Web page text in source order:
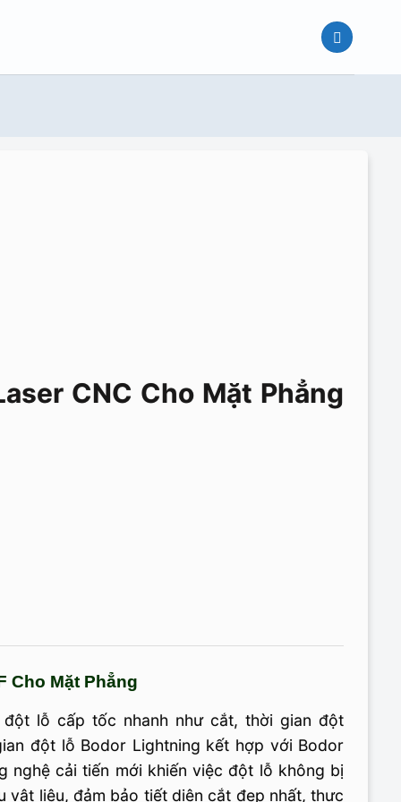
CNC Cho Mặt Phẳng
Cho Mặt Phẳng
lỗ cấp tốc nhanh như cắt, thời gian đột
đột lỗ Bodor Lightning kết hợp với Bodor
nghệ cải tiến mới khiến việc đột lỗ không bị
vật liệu, đảm bảo tiết diện cắt đẹp nhất, thực